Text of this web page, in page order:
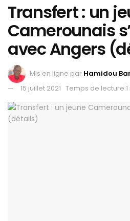
Transfert : un
Camerounais
avec Angers
Mis en ligne par Hamidou
15 juillet 2021 Temps de